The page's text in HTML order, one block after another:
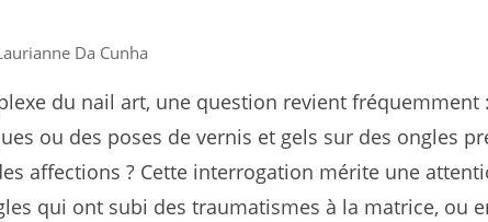
Da Cunha
du nail art, une question revient
ou des poses de vernis et gels sur des ongles
affections ? Cette interrogation mérite une
qui ont subi des traumatismes à la matrice, ou